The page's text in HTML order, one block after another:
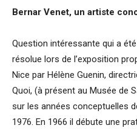
Bernar Venet, un artiste
Question intéressante qui a
résolue lors de l’exposition
Nice par Hélène Guenin,
Quoi, (à présent au Musée de
sur les années conceptuelles
1976. En 1966 il débute une